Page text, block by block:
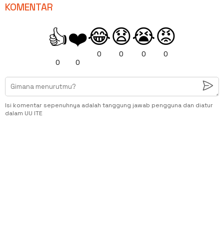
KOMENTAR
👍
0
❤️
0
😂
0
😧
0
😭
0
😡
0
Isi komentar sepenuhnya adalah tanggung jawab pengguna dan diatur
dalam UU ITE